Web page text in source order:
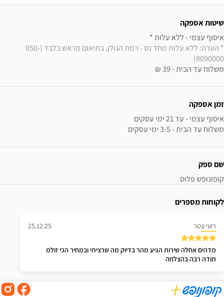
שיטות אספקה
איסוף עצמי - ללא עלות *
* הערה: ללא עלות מחד נס - רמת הגולן, בתיאום מראש בלבד (050-
8090000)
משלוח עד הבית - 39 ₪
זמן אספקה
משלוח עד הבית - 3-5 ימי עסקים
שם ספק
קופונופש פלוס
לקוחות מספרים
רועי עטר 25.12.25
תודה רבה בהצלחה